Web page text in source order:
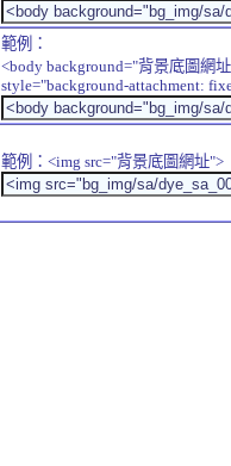
範例：
<body background="背景底圖網
style="background-attachment:
範例：<img src="背景底圖網址">